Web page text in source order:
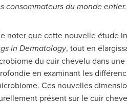
consommateurs du monde
noter que cette nouvelle étude
in Dermatology, tout en
du cuir chevelu dans
en examinant les
Ces nouvelles
présent sur le cuir